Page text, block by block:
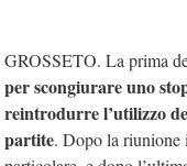
GROSSETO. La prima
per scongiurare uno
reintrodurre l’utilizzo
partite. Dopo la riunione